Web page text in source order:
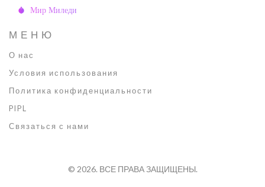
МЕНЮ
О нас
Условия использования
Политика конфиденциальности
PIPL
Связаться с нами
© 2026. ВСЕ ПРАВА ЗАЩИЩЕНЫ.